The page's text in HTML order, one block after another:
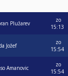
Plužarev
zo
15:13
Jožef
zo
15:54
Amanovic
zo
15:54